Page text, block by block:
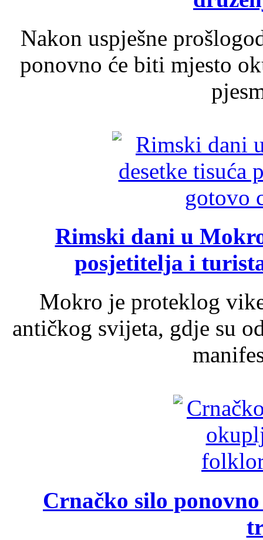
Nakon uspješne
ponovno će biti mjesto
Rimski dani u
posjetitelja i
Mokro je proteklog
antičkog svijeta, gdje su
Crnačko silo